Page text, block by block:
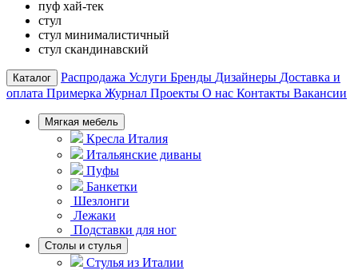
пуф хай-тек
стул
стул минималистичный
стул скандинавский
Каталог Распродажа Услуги Бренды Дизайнеры Доставка и
оплата Примерка Журнал Проекты О нас Контакты Вакансии
Мягкая мебель
Кресла Италия
Итальянские диваны
Пуфы
Банкетки
Шезлонги
Лежаки
Подставки для ног
Столы и стулья
Стулья из Италии